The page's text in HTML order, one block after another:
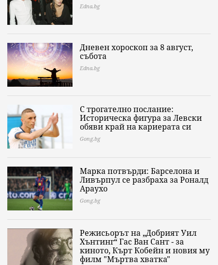
Edna.bg
Дневен хороскоп за 8 август,
събота
Edna.bg
С трогателно послание:
Историческа фигура за Левски
обяви край на кариерата си
Gong.bg
Марка потвърди: Барселона и
Ливърпул се разбраха за Роналд
Араухо
Gong.bg
Режисьорът на „Добрият Уил
Хънтинг“ Гас Ван Сант - за
киното, Кърт Кобейн и новия му
филм "Мъртва хватка"